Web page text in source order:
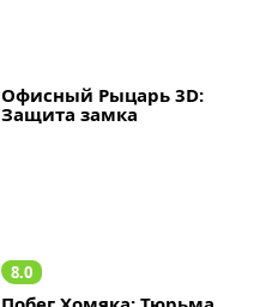
Офисный Рыцарь 3D:
Защита замка
8.0